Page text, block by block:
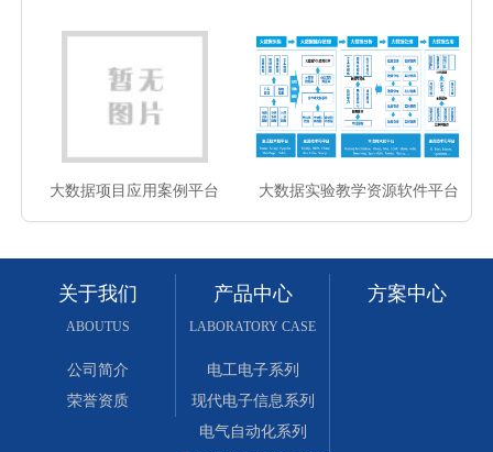
大数据项目应用案例平台 大数据实验教学资源软件平台
关于我们
ABOUTUS
公司简介
荣誉资质
产品中心
LABORATORY CASE
电工电子系列
现代电子信息系列
电气自动化系列
方案中心